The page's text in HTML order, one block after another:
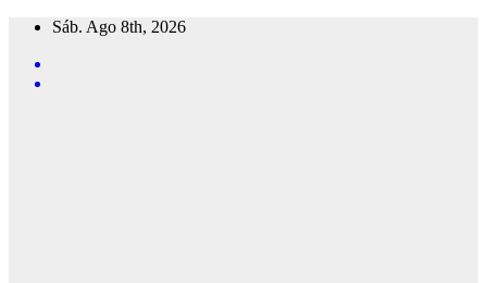
Saltar
contenido
Sáb. Ago 8th, 2026